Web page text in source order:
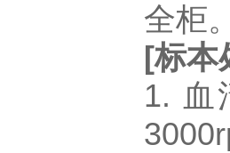
全柜
[标本
1. 血